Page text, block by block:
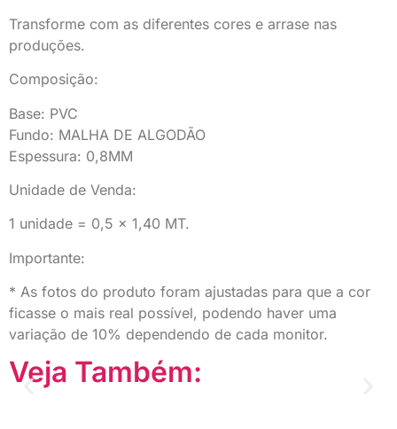
Transforme com as diferentes cores e arrase nas
produções.
Composição:
Base: PVC
Fundo: MALHA DE ALGODÃO
Espessura: 0,8MM
Unidade de Venda:
1 unidade = 0,5 x 1,40 MT.
Importante:
* As fotos do produto foram ajustadas para que a cor
ficasse o mais real possível, podendo haver uma
variação de 10% dependendo de cada monitor.
Veja Também: